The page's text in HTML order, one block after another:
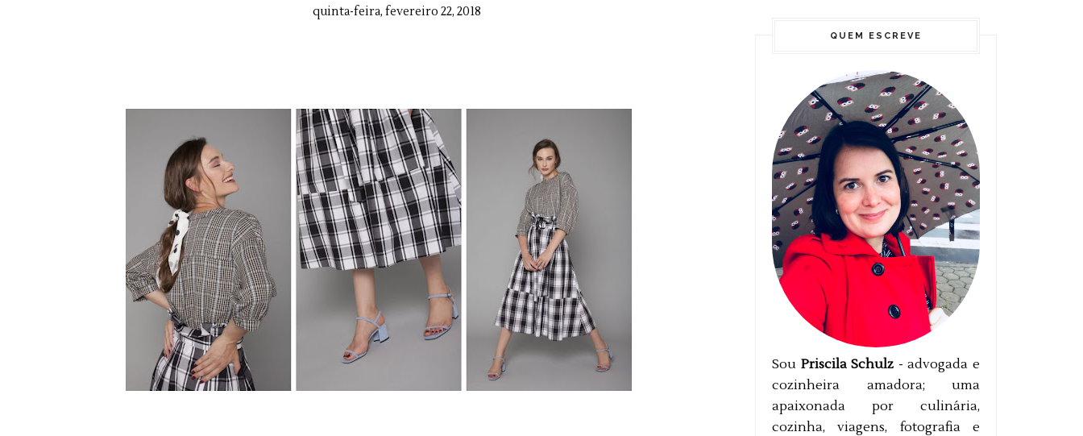
quinta-feira, fevereiro 22, 2018
QUEM ESCREVE
Sou Priscila Schulz - advogada e
cozinheira amadora; uma
apaixonada por culinária,
cozinha, viagens, fotografia e